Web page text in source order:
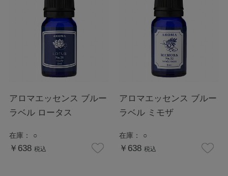
アロマエッセンス ブルー
ラベル ロータス
在庫： ○
￥638 税込
アロマエッセンス ブルー
ラベル ミモザ
在庫： ○
￥638 税込